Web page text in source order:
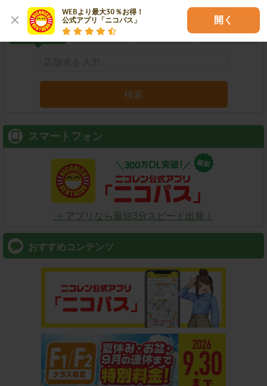
WEBより最大30％お得！
公式アプリ「ニコパス」
開く
店舗名 駅名 空港名
検索
スマートフォン
⇒ アプリなら最短3分スピード出発！
おすすめコンテンツ